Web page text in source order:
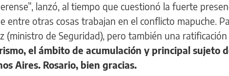
lanzó, al tiempo que cuestionó la fuerte
entre otras cosas trabajan en el conflicto mapuche.
(ministro de Seguridad), pero también una
el ámbito de acumulación y principal sujeto
Aires. Rosario, bien gracias.